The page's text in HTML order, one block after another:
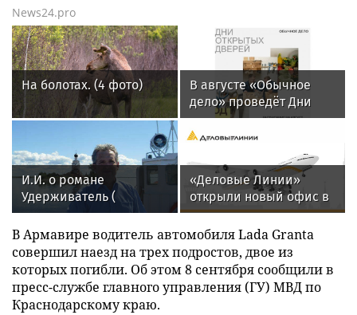
News24.pro
На болотах. (4 фото)
В августе «Обычное
дело» проведёт Дни
открытых дверей для
молодых людей с
особенностями и их
близких
И.И. о романе
Удерживатель (
Удерживающий сейчас
) русского вологодского
писателя и поэта
Андрея Малышева (
роман опубликован в
2016 г. )
«Деловые Линии»
открыли новый офис в
аэропорту
Благовещенска
В Армавире водитель автомобиля Lada Granta
совершил наезд на трех подростов, двое из
которых погибли. Об этом 8 сентября сообщили в
пресс-службе главного управления (ГУ) МВД по
Краснодарскому краю.